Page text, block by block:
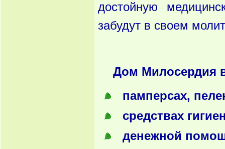
достойную
забудут в своем
Дом Милосердия
памперсах,
средствах
денежной